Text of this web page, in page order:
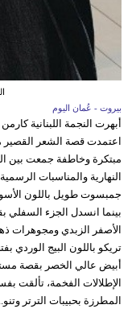
بيروت - عُمان اليوم
أبهرت النجمة اللبنانية
اعتمدت قصة الشعر القصير
مبتكرة وخاطفة جمعت بين
النهارية والمناسبات
جمبسوت طويل باللون
بينما انسدل الجزء السفلي
الأصفر الزبدي ومجوهرات
تريكو باللون البيج
أبيض عالي الخصر بقصة
الإطلالات الفخمة، تألقت
المطرزة بحبيبات الترتر وتنو...